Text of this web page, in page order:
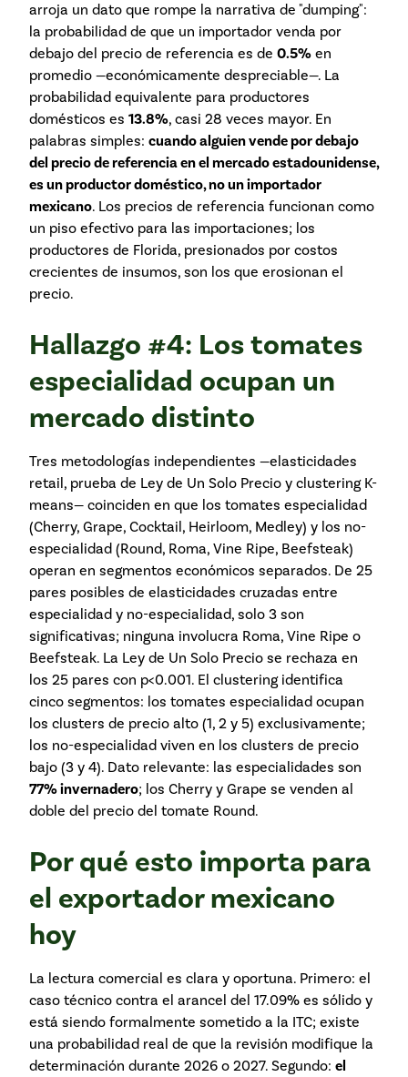
arroja un dato que rompe la narrativa de "dumping":
la probabilidad de que un importador venda por
debajo del precio de referencia es de 0.5% en
promedio —económicamente despreciable—. La
probabilidad equivalente para productores
domésticos es 13.8%, casi 28 veces mayor. En
palabras simples: cuando alguien vende por debajo
del precio de referencia en el mercado estadounidense,
es un productor doméstico, no un importador
mexicano. Los precios de referencia funcionan como
un piso efectivo para las importaciones; los
productores de Florida, presionados por costos
crecientes de insumos, son los que erosionan el
precio.
Hallazgo #4: Los tomates
especialidad ocupan un
mercado distinto
Tres metodologías independientes —elasticidades
retail, prueba de Ley de Un Solo Precio y clustering K-
means— coinciden en que los tomates especialidad
(Cherry, Grape, Cocktail, Heirloom, Medley) y los no-
especialidad (Round, Roma, Vine Ripe, Beefsteak)
operan en segmentos económicos separados. De 25
pares posibles de elasticidades cruzadas entre
especialidad y no-especialidad, solo 3 son
significativas; ninguna involucra Roma, Vine Ripe o
Beefsteak. La Ley de Un Solo Precio se rechaza en
los 25 pares con p<0.001. El clustering identifica
cinco segmentos: los tomates especialidad ocupan
los clusters de precio alto (1, 2 y 5) exclusivamente;
los no-especialidad viven en los clusters de precio
bajo (3 y 4). Dato relevante: las especialidades son
77% invernadero; los Cherry y Grape se venden al
doble del precio del tomate Round.
Por qué esto importa para
el exportador mexicano
hoy
La lectura comercial es clara y oportuna. Primero: el
caso técnico contra el arancel del 17.09% es sólido y
está siendo formalmente sometido a la ITC; existe
una probabilidad real de que la revisión modifique la
determinación durante 2026 o 2027. Segundo: el